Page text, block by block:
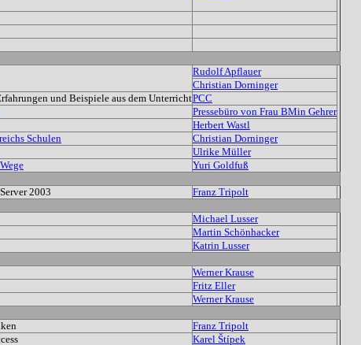
Rudolf Apflauer
Christian Dorninger
und Beispiele aus dem UnterrichtPCC
Pressebüro von Frau BMin Gehrer
Herbert Wastl
Schulen
Christian Dorninger
Ulrike Müller
Yuri Goldfuß
2003
Franz Tripolt
Michael Lusser
Martin Schönhacker
Katrin Lusser
Werner Krause
Fritz Eller
Werner Krause
Franz Tripolt
Karel Štípek